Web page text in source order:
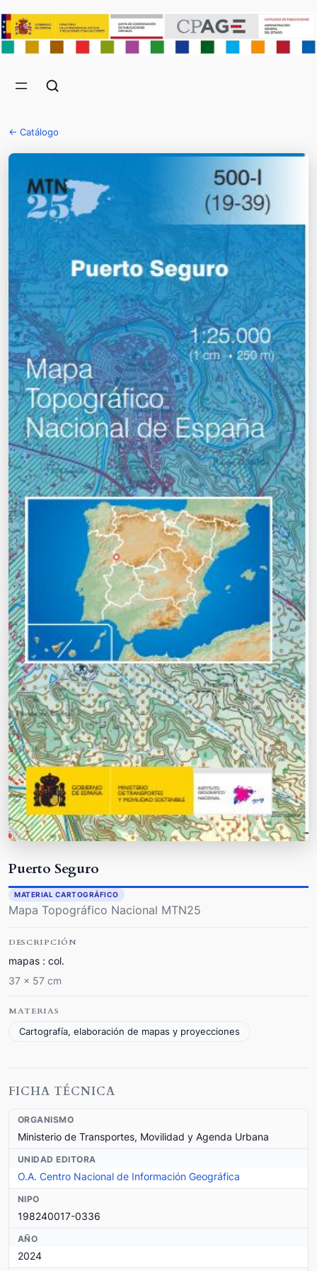
← Catálogo
Puerto Seguro
MATERIAL CARTOGRÁFICO
Mapa Topográfico Nacional MTN25
DESCRIPCIÓN
mapas : col.
37 x 57 cm
MATERIAS
Cartografía, elaboración de mapas y proyecciones
FICHA TÉCNICA
ORGANISMO
Ministerio de Transportes, Movilidad y Agenda Urbana
UNIDAD EDITORA
O.A. Centro Nacional de Información Geográfica
NIPO
198240017-0336
AÑO
2024